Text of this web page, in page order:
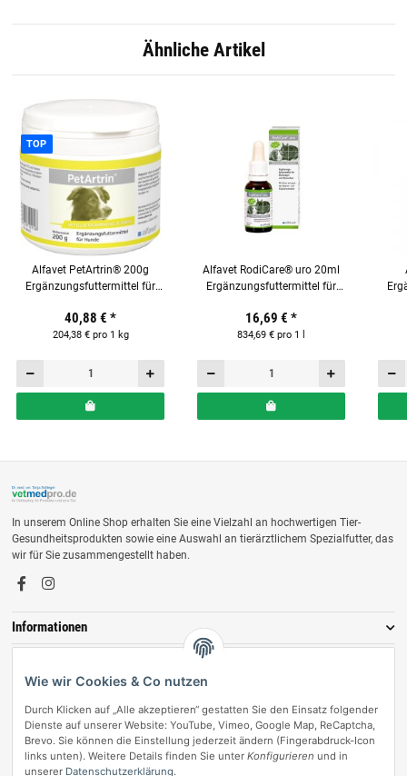
Ähnliche Artikel
TOP
Alfavet PetArtrin® 200g
Ergänzungsfuttermittel für
40,88 € *
204,38 € pro 1 kg
Alfavet RodiCare® uro 20ml
Ergänzungsfuttermittel für
16,69 € *
834,69 € pro 1 l
In unserem Online Shop erhalten Sie eine Vielzahl an hochwertigen Tier-
Gesundheitsprodukten sowie eine Auswahl an tierärztlichem Spezialfutter, das
wir für Sie zusammengestellt haben.
Informationen
Wie wir Cookies & Co nutzen
Durch Klicken auf „Alle akzeptieren“ gestatten Sie den Einsatz folgender
Dienste auf unserer Website: YouTube, Vimeo, Google Map, ReCaptcha,
Brevo. Sie können die Einstellung jederzeit ändern (Fingerabdruck-Icon
links unten). Weitere Details finden Sie unter Konfigurieren und in
unserer Datenschutzerklärung.